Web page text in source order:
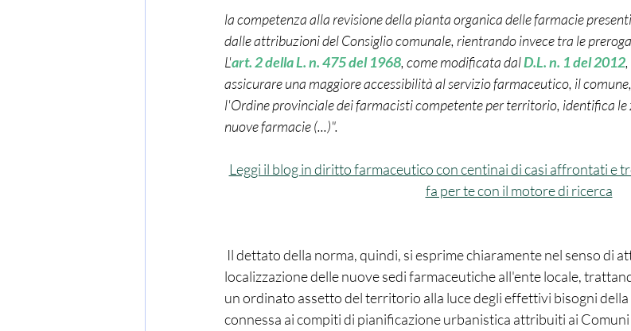
la competenza alla revisione della pianta organica delle farmacie
dalle attribuzioni del Consiglio comunale, rientrando invece tra le
L'art. 2 della L. n. 475 del 1968, come modificata dal D.L. n. 1 del 2012
assicurare una maggiore accessibilità al servizio farmaceutico, il
l'Ordine provinciale dei farmacisti competente per territorio, identifica le
nuove farmacie (...)".
Leggi il blog in diritto farmaceutico con centinai di casi affrontati e
fa per te con il motore di ricerca
localizzazione delle nuove sedi farmaceutiche all'ente locale,
un ordinato assetto del territorio alla luce degli effettivi bisogni
connessa ai compiti di pianificazione urbanistica attribuiti ai